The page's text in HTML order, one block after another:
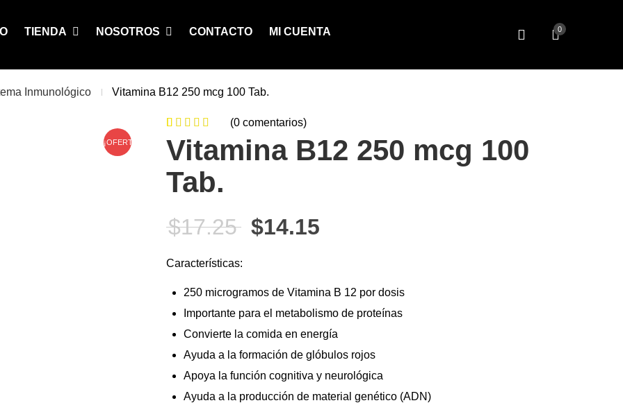
TIENDA NOSOTROS CONTACTO MI CUENTA 0
Inmunológico Vitamina B12 250 mcg 100 Tab.
¡OFERTA! 0 de
5
based on
0
customer
ratings
(0 comentarios)
Vitamina B12 250 mcg 100
Tab.
$17.25 El precio original era: $17.25.
$14.15
Características:
250 microgramos de Vitamina B 12 por dosis
Importante para el metabolismo de proteínas
Convierte la comida en energía
Ayuda a la formación de glóbulos rojos
Apoya la función cognitiva y neurológica
Ayuda a la producción de material genético (ADN)